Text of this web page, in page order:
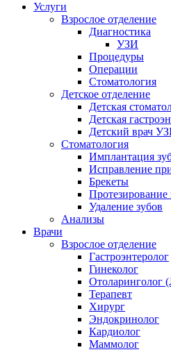
Услуги
Взрослое отделение
Диагностика
УЗИ
Процедуры
Операции
Стоматология
Детское отделение
Детская
Детская
Детский врач
Стоматология
Имплантация
Исправление
Брекеты
Протезирование
Удаление зубов
Анализы
Врачи
Взрослое отделение
Гастроэнтеролог
Гинеколог
Отоларинголог
Терапевт
Хирург
Эндокринолог
Кардиолог
Маммолог